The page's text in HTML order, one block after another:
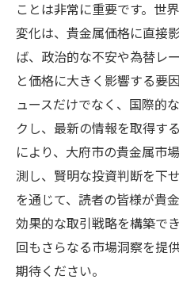
ことは非常に重要です。世
変化は、貴金属価格に直接
ば、政治的な不安や為替レ
と価格に大きく影響する要
ュースだけでなく、国際的
クし、最新の情報を取得す
により、大府市の貴金属市
測し、賢明な投資判断を下
を通じて、読者の皆様が貴
効果的な取引戦略を構築で
回もさらなる市場洞察を提
期待ください。